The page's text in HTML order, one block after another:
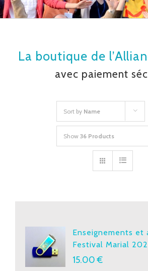
La boutique de
avec paiement
Sort by Name
Show 36 Products
Enseignements et
Festival Marial
15.00€